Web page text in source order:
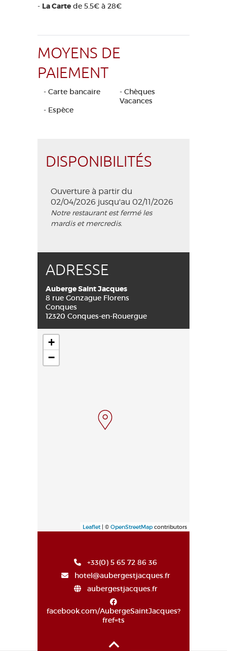
- La Carte de 5.5€ à 28€
MOYENS DE
PAIEMENT
- Carte bancaire
- Chèques
Vacances
- Espèce
DISPONIBILITÉS
Ouverture à partir du
02/04/2026 jusqu'au 02/11/2026
Notre restaurant est fermé les
mardis et mercredis.
ADRESSE
Auberge Saint Jacques
8 rue Gonzague Florens
Conques
12320 Conques-en-Rouergue
+
−
Leaflet| © OpenStreetMap contributors
+33(0) 5 65 72 86 36
hotel@aubergestjacques.fr
aubergestjacques.fr
facebook.com/AubergeSaintJacques?
fref=ts